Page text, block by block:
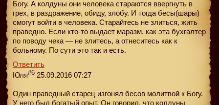
Богу. А колдуны они человека стараются ввергнуть в
грех, в раздражение, обиду, злобу. И тогда бесы(шары)
смогут войти в человека. Старайтесь не злиться, жить
праведно. Если кто-то выдает маразм, как эта бухгалтер
по поводу чека — не злитесь, а отнеситесь как к
больному. По сути это так и есть.
Ответить
Юля#6 25.09.2016 07:27
Один праведный старец изгонял бесов молитвой к Богу.
У него был богатый опыт. Он говорил, что колдуны